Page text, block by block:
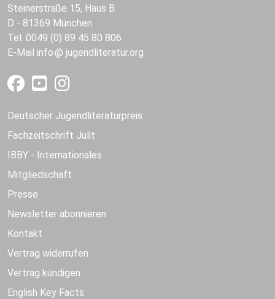
Steinerstraße 15, Haus B
D - 81369 München
Tel. 0049 (0) 89 45 80 806
E-Mail info jugendliteratur.org
Deutscher Jugendliteraturpreis
Fachzeitschrift Julit
IBBY - Internationales
Mitgliedschaft
Presse
Newsletter abonnieren
Kontakt
Vertrag widerrufen
Vertrag kündigen
English Key Facts